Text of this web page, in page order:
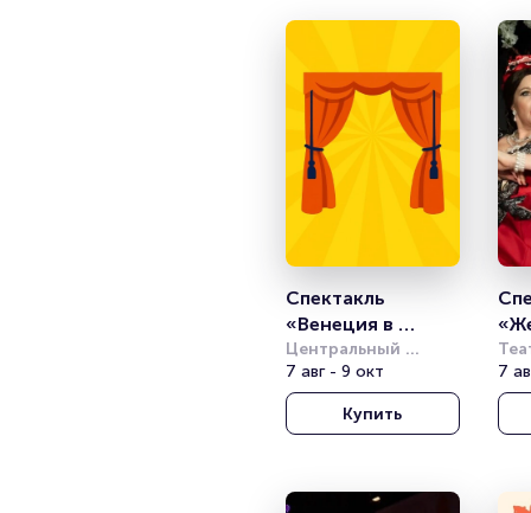
Спектакль
«Венеция в
снегу»
Центральный
академический
театр Российской
7 авг - 9 окт
Купить
7